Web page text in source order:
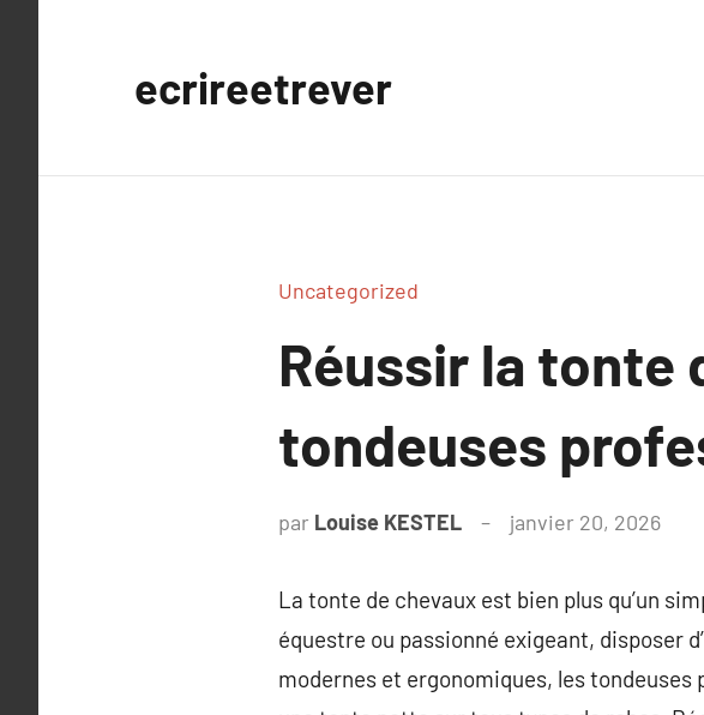
ecrireetrever
Uncategorized
Réussir la tonte
tondeuses
par Louise KESTEL janvier 20, 2026
La tonte de chevaux est bien plus qu’un
équestre ou passionné exigeant, disposer
modernes et ergonomiques, les